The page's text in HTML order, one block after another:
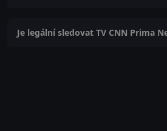
Je legální sledovat TV CNN Prima